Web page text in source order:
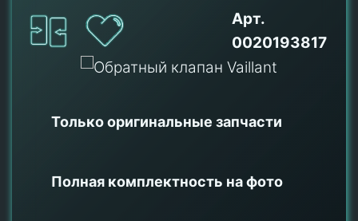
Арт.
0020193817
Только оригинальные запчасти
Полная комплектность на фото